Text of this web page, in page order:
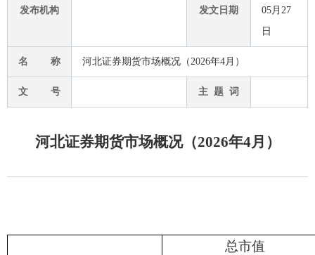
发布机构 发文日期
05月27
日
名 称 河北证券期货市场概况（2026年4月）
文 号 主 题 词
河北证券期货市场概况（2026年4月）
总市值